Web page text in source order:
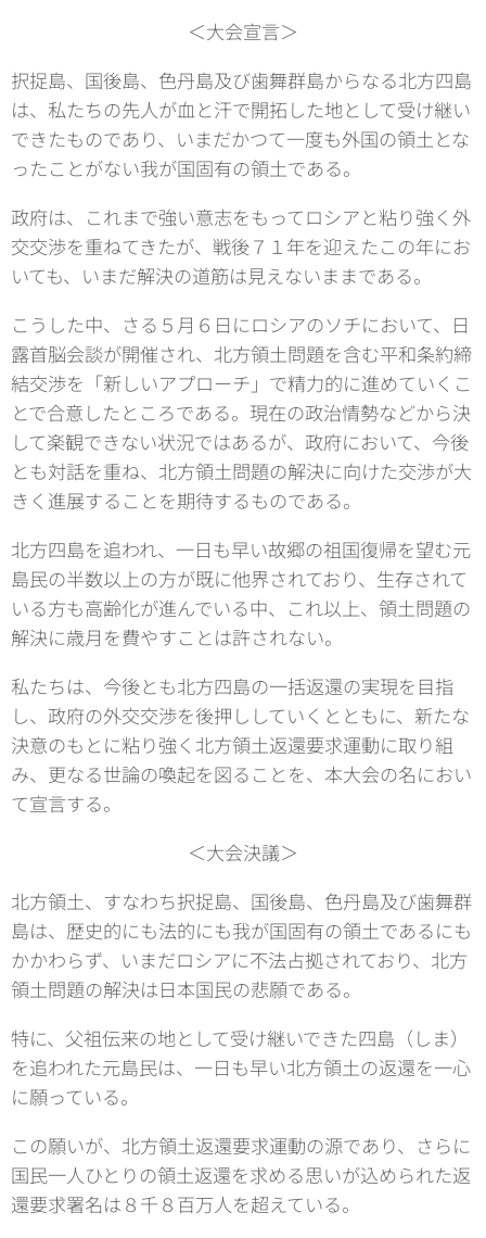
＜大会宣言＞
択捉島、国後島、色丹島及び歯舞群島からなる北方四島
は、私たちの先人が血と汗で開拓した地として受け継い
できたものであり、いまだかつて一度も外国の領土とな
ったことがない我が国固有の領土である。
政府は、これまで強い意志をもってロシアと粘り強く外
交交渉を重ねてきたが、戦後７１年を迎えたこの年にお
いても、いまだ解決の道筋は見えないままである。
こうした中、さる５月６日にロシアのソチにおいて、日
露首脳会談が開催され、北方領土問題を含む平和条約締
結交渉を「新しいアプローチ」で精力的に進めていくこ
とで合意したところである。現在の政治情勢などから決
して楽観できない状況ではあるが、政府において、今後
とも対話を重ね、北方領土問題の解決に向けた交渉が大
きく進展することを期待するものである。
北方四島を追われ、一日も早い故郷の祖国復帰を望む元
島民の半数以上の方が既に他界されており、生存されて
いる方も高齢化が進んでいる中、これ以上、領土問題の
解決に歳月を費やすことは許されない。
私たちは、今後とも北方四島の一括返還の実現を目指
し、政府の外交交渉を後押ししていくとともに、新たな
決意のもとに粘り強く北方領土返還要求運動に取り組
み、更なる世論の喚起を図ることを、本大会の名におい
て宣言する。
＜大会決議＞
北方領土、すなわち択捉島、国後島、色丹島及び歯舞群
島は、歴史的にも法的にも我が国固有の領土であるにも
かかわらず、いまだロシアに不法占拠されており、北方
領土問題の解決は日本国民の悲願である。
特に、父祖伝来の地として受け継いできた四島（しま）
を追われた元島民は、一日も早い北方領土の返還を一心
に願っている。
この願いが、北方領土返還要求運動の源であり、さらに
国民一人ひとりの領土返還を求める思いが込められた返
還要求署名は８千８百万人を超えている。